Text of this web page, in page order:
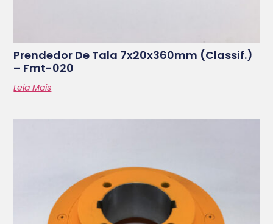
Prendedor De Tala 7x20x360mm (classif.)
– Fmt-020
Leia Mais